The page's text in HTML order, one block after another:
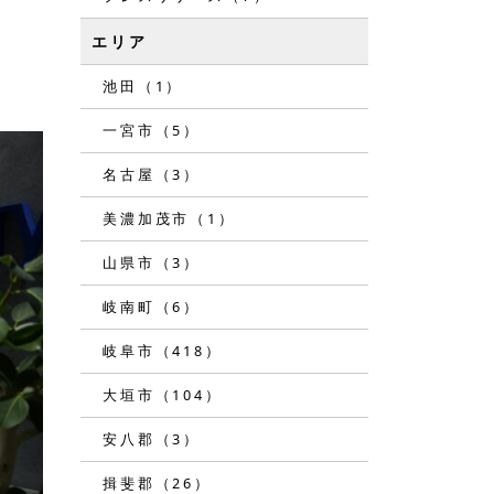
エリア
池田（1）
一宮市（5）
名古屋（3）
美濃加茂市（1）
山県市（3）
岐南町（6）
岐阜市（418）
大垣市（104）
安八郡（3）
揖斐郡（26）